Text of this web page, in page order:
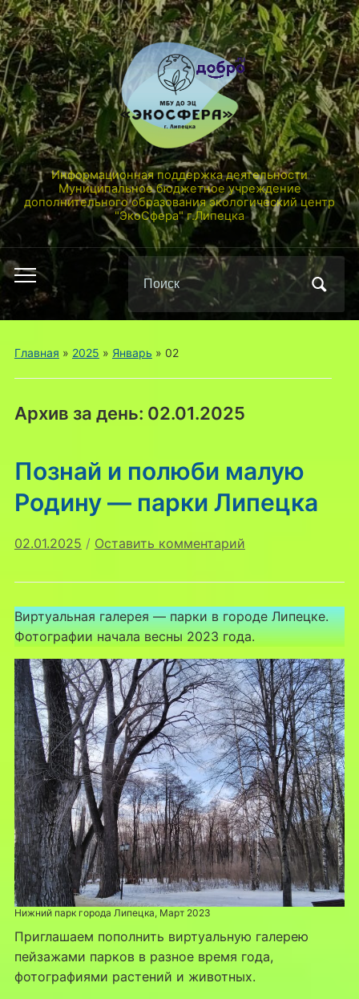
Информационная поддержка деятельности
Муниципальное бюджетное учреждение
дополнительного образования экологический центр
"ЭкоСфера" г.Липецка
Переключить
мобильное
меню
Поиск
по:
Главная » 2025 » Январь » 02
Архив за день: 02.01.2025
Познай и полюби малую
Родину — парки Липецка
02.01.2025 / Оставить комментарий
Виртуальная галерея — парки в городе Липецке.
Фотографии начала весны 2023 года.
Нижний парк города Липецка, Март 2023
Приглашаем пополнить виртуальную галерею
пейзажами парков в разное время года,
фотографиями растений и животных.